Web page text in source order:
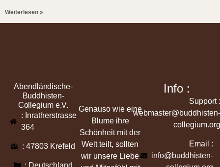
Weiterlesen »
Abendländische-
Buddhisten-
Collegium e.V.
: Inratherstrasse
364
: 47803 Krefeld
: Deutschland
Genauso wie eine
Blume ihre
Schönheit mit der
Welt teilt, sollten
wir unsere Liebe
Info :
Support :
webmaster@buddhisten-
collegium.org
Email :
info@buddhisten-